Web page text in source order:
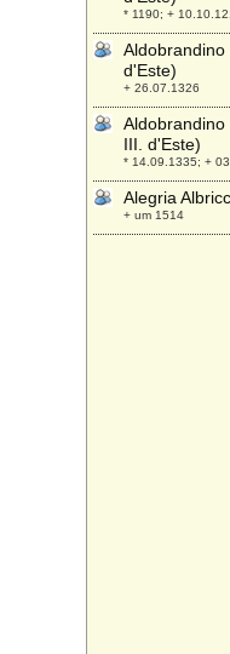
* 1190; +
Aldobrandino
d'Este)
+ 26.07.1326
III. d'Este)
* 14.09.1335; +
Alegria
+ um 1514